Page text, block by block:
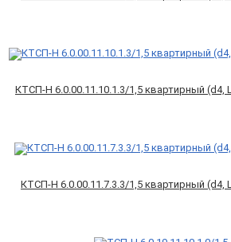
КТСП-Н 6.0.00.11.10.1.3/1,5 квартирный (d4,
КТСП-Н 6.0.00.11.7.3.3/1,5 квартирный (d4,